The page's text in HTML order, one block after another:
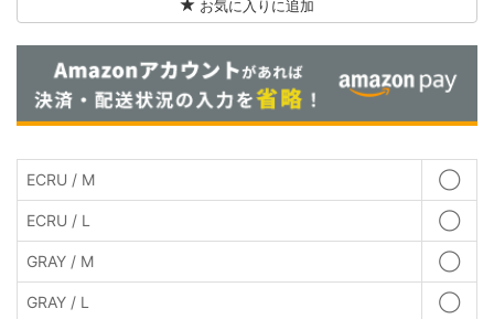
お気に入りに追加
ECRU / M ◯
ECRU / L ◯
GRAY / M ◯
GRAY / L ◯